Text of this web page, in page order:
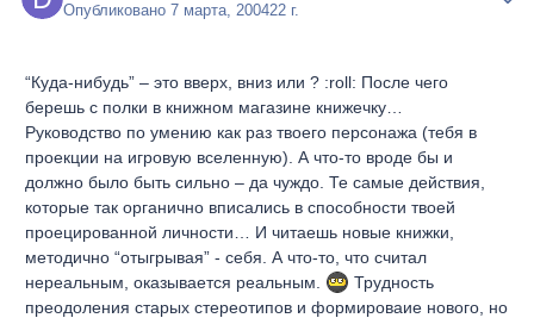
Опубликовано7 марта, 200422 г.
“Куда-нибудь” – это вверх, вниз или ? :roll: После чего
берешь с полки в книжном магазине книжечку…
Руководство по умению как раз твоего персонажа (тебя в
проекции на игровую вселенную). А что-то вроде бы и
должно было быть сильно – да чуждо. Те самые действия,
которые так органично вписались в способности твоей
проецированной личности… И читаешь новые книжки,
методично “отыгрывая” - себя. А что-то, что считал
нереальным, оказывается реальным.
Трудность
преодоления старых стереотипов и формироваие нового, но